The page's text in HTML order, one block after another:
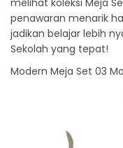
penawaran menarik
jadikan belajar lebih
Sekolah yang tepat!
Modern Meja Set 03